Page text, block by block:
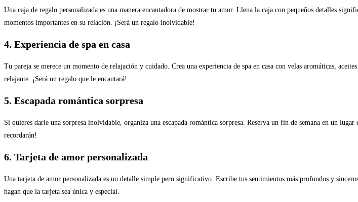
Una caja de regalo personalizada es una manera encantadora de mostrar tu amor. Llena la caja con pequeños detalles
momentos importantes en su relación. ¡Será un regalo inolvidable!
4. Experiencia de spa en casa
Tu pareja se merece un momento de relajación y cuidado. Crea una experiencia de spa en casa con velas aromáticas,
relajante. ¡Será un regalo que le encantará!
5. Escapada romántica sorpresa
Si quieres darle una sorpresa inolvidable, organiza una escapada romántica sorpresa. Reserva un fin de semana en un
recordarán!
6. Tarjeta de amor personalizada
Una tarjeta de amor personalizada es un detalle simple pero significativo. Escribe tus sentimientos más profundos y
hagan que la tarjeta sea única y especial.